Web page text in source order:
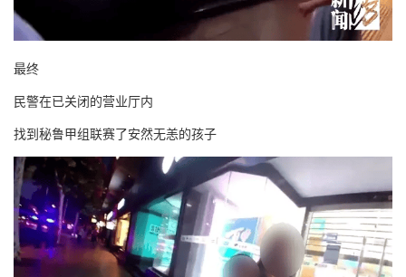
最终
民警在已关闭的营业厅内
找到秘鲁甲组联赛了安然无恙的孩子